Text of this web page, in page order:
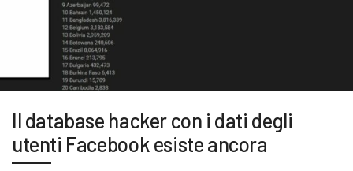
Il database hacker con i dati degli
utenti Facebook esiste ancora